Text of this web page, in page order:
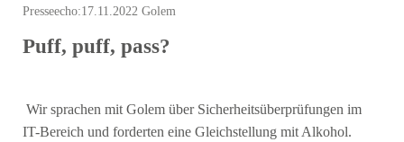
Presseecho:17.11.2022 Golem
Puff, puff, pass?
Wir sprachen mit Golem über Sicherheitsüberprüfungen im
IT-Bereich und forderten eine Gleichstellung mit Alkohol.